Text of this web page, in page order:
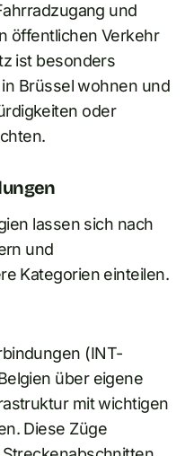
und
öffentlichen Verkehr
ist besonders
Brüssel wohnen und
oder
lassen sich nach
und
Kategorien einteilen.
(INT-
über eigene
mit wichtigen
Diese Züge